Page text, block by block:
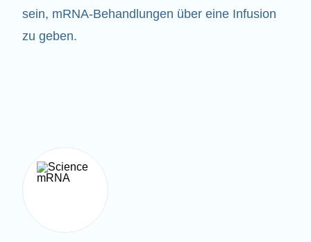
sein, mRNA-Behandlungen über eine Infusion
zu geben.